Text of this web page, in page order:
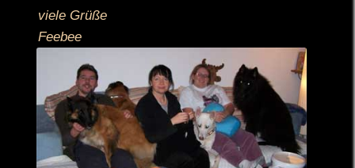
viele Grüße
Feebee